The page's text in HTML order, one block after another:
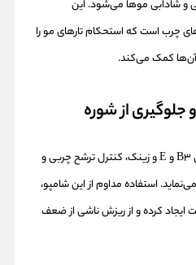
و شادابی موها می‌شود. این
چرب است که استحکام تارهای مو را
آن‌ها کمک می‌کند.
جلوگیری از شوره
شامپو کلیرفای داو با ویتامین‌های B3 و E و زینک، کنترل ترشح چربی و
استفاده مداوم از این شامپو،
کرده و از ریزش ناشی از ضعف